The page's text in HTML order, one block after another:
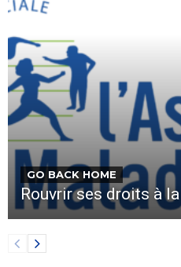
GO BACK HOME
Rouvrir ses droits à